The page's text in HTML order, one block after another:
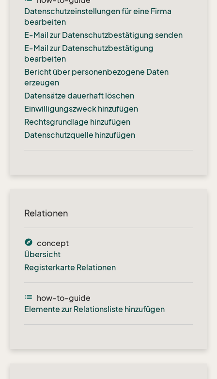
Datenschutzeinstellungen für eine Firma
bearbeiten
E-Mail zur Datenschutzbestätigung senden
E-Mail zur Datenschutzbestätigung
bearbeiten
Bericht über personenbezogene Daten
erzeugen
Datensätze dauerhaft löschen
Einwilligungszweck hinzufügen
Rechtsgrundlage hinzufügen
Datenschutzquelle hinzufügen
Relationen
explore concept
Übersicht
Registerkarte Relationen
list
how-to-guide
Elemente zur Relationsliste hinzufügen